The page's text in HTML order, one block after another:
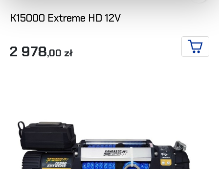
K15000 Extreme HD 12V
2 978,00 zł IN